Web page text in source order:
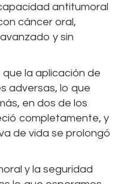
antitumoral
cáncer oral,
y sin
la aplicación de
adversas, lo que
en dos de los
completamente, y
de vida se prolongó
y la seguridad